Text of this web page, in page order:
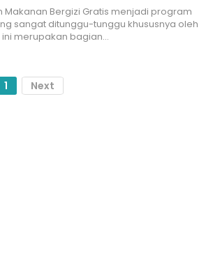
Bergizi Gratis menjadi program
sangat ditunggu-tunggu khususnya oleh
merupakan bagian…
1 Next